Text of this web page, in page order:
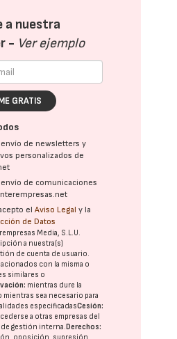
a nuestra
- Ver ejemplo
GRATIS
de newsletters y
personalizados de
de comunicaciones
elAviso Legal y la
de Datos
Media, S.L.U.
a nuestra(s)
de cuenta de usuario.
con la misma o
similares o
mientras dure la
sea necesario para
especificadasCesión:
a otras empresas del
gestión interna. Derechos: